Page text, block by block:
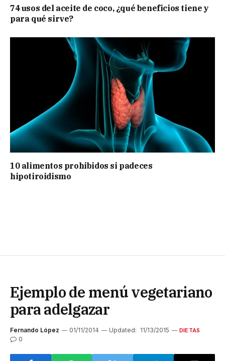
74 usos del aceite de coco, ¿qué beneficios tiene y
para qué sirve?
10 alimentos prohibidos si padeces
hipotiroidismo
Ejemplo de menú vegetariano
para adelgazar
Fernando López 01/11/2014 Updated: 11/13/2015 DIETAS
0